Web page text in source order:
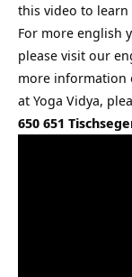
this video to
For more english
please visit our
more information
at Yoga Vidya,
650 651